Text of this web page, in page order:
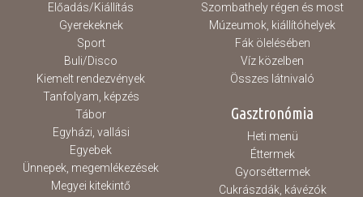
Előadás/Kiállítás
Gyerekeknek
Sport
Buli/Disco
Kiemelt rendezvények
Tanfolyam, képzés
Tábor
Egyházi, vallási
Egyebek
Ünnepek, megemlékezések
Megyei kitekintő
Szombathely régen és most
Múzeumok, kiállítóhelyek
Fák ölelésében
Víz közelben
Összes látnivaló
Gasztronómia
Heti menü
Éttermek
Gyorséttermek
Cukrászdák, kávézók